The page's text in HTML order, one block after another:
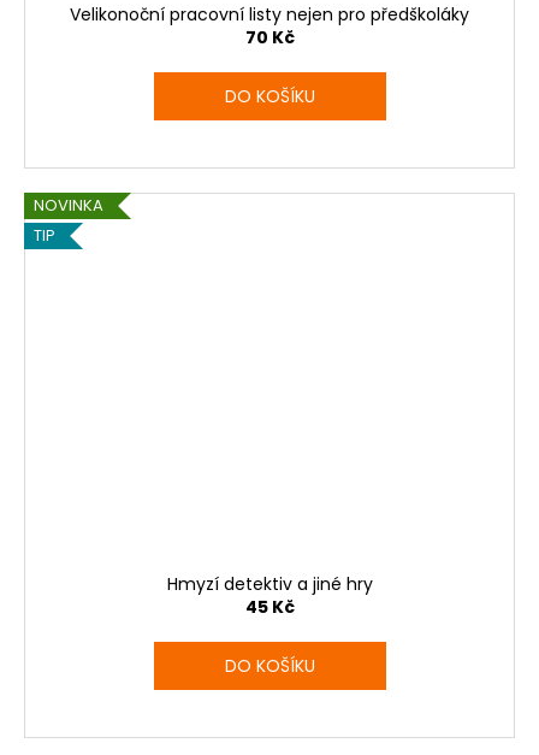
Velikonoční pracovní listy nejen pro předškoláky
70 Kč
DO KOŠÍKU
NOVINKA
TIP
Hmyzí detektiv a jiné hry
45 Kč
DO KOŠÍKU